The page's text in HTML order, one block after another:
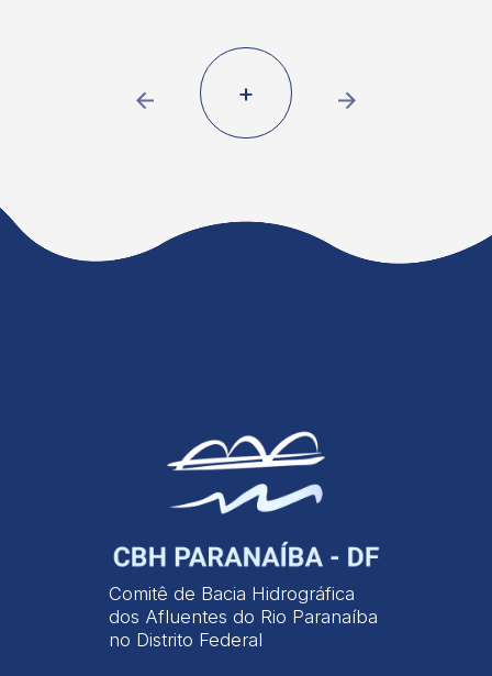
+
Comitê de Bacia Hidrográfica
dos Afluentes do Rio Paranaíba
no Distrito Federal